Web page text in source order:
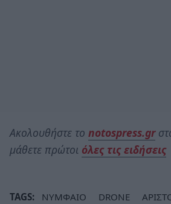
Ακολουθήστε το notospress.gr
μάθετε πρώτοι όλες τις ειδήσεις
TAGS: ΝΥΜΦΑΙΟ DRONE